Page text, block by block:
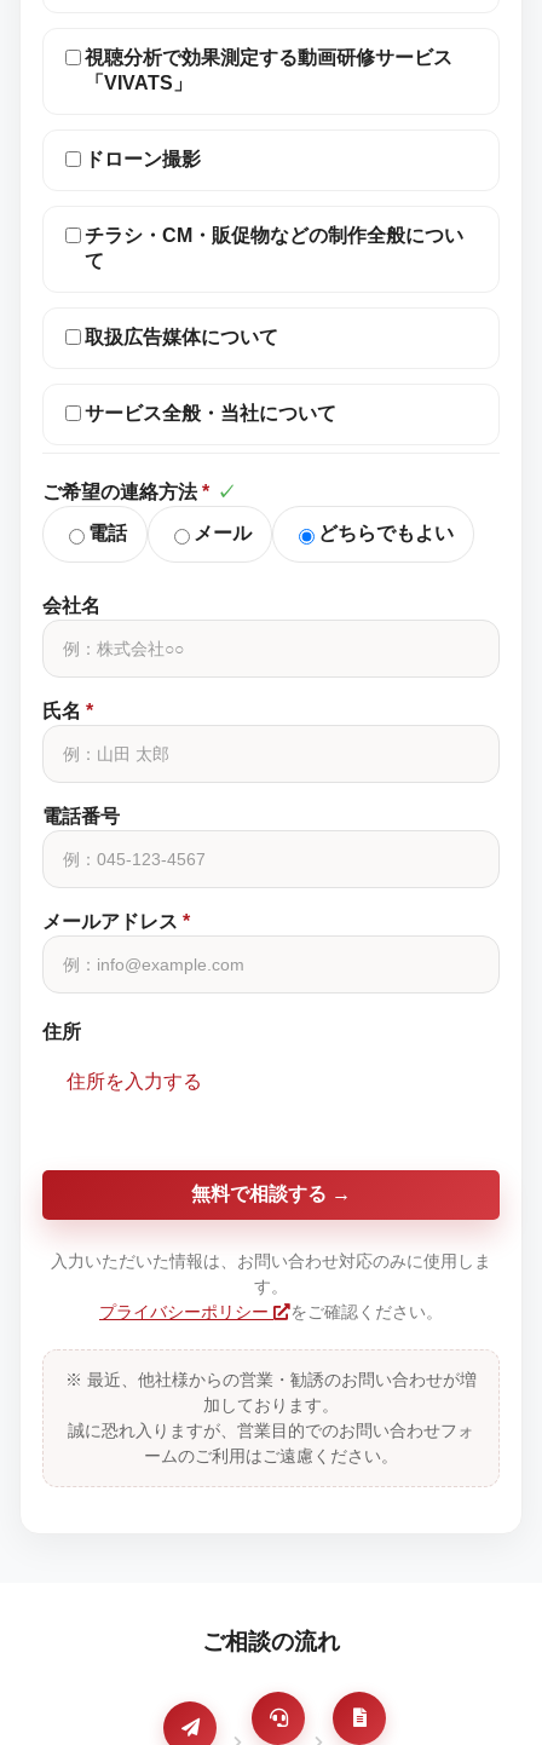
視聴分析で効果測定する動画研修サービス
「VIVATS」
ドローン撮影
チラシ・CM・販促物などの制作全般につい
て
取扱広告媒体について
サービス全般・当社について
ご希望の連絡方法 * ✓
電話 メール どちらでもよい
会社名
氏名 *
電話番号
メールアドレス *
住所
住所を入力する
無料で相談する
入力いただいた情報は、お問い合わせ対応のみに使用しま
す。
プライバシーポリシー
をご確認ください。
※ 最近、他社様からの営業・勧誘のお問い合わせが増
加しております。
誠に恐れ入りますが、営業目的でのお問い合わせフォ
ームのご利用はご遠慮ください。
ご相談の流れ